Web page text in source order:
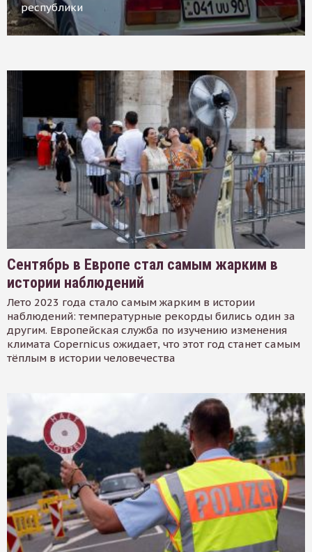
республики
Сентябрь в Европе стал самым жарким в
истории наблюдений
Лето 2023 года стало самым жарким в истории
наблюдений: температурные рекорды бились один за
другим. Европейская служба по изучению изменения
климата Copernicus ожидает, что этот год станет самым
тёплым в истории человечества